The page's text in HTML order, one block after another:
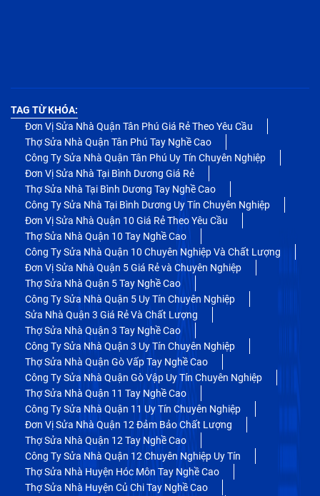
TAG TỪ KHÓA:
Đơn Vị Sửa Nhà Quận Tân Phú Giá Rẻ Theo Yêu Cầu
Thợ Sửa Nhà Quận Tân Phú Tay Nghề Cao
Công Ty Sửa Nhà Quận Tân Phú Uy Tín Chuyên Nghiệp
Đơn Vị Sửa Nhà Tại Bình Dương Giá Rẻ
Thợ Sửa Nhà Tại Bình Dương Tay Nghề Cao
Công Ty Sửa Nhà Tại Bình Dương Uy Tín Chuyên Nghiệp
Đơn Vị Sửa Nhà Quận 10 Giá Rẻ Theo Yêu Cầu
Thợ Sửa Nhà Quận 10 Tay Nghề Cao
Công Ty Sửa Nhà Quận 10 Chuyên Nghiệp Và Chất Lượng
Đơn Vị Sửa Nhà Quận 5 Giá Rẻ và Chuyên Nghiệp
Thợ Sửa Nhà Quận 5 Tay Nghề Cao
Công Ty Sửa Nhà Quận 5 Uy Tín Chuyên Nghiệp
Sửa Nhà Quận 3 Giá Rẻ Và Chất Lượng
Thợ Sửa Nhà Quận 3 Tay Nghề Cao
Công Ty Sửa Nhà Quận 3 Uy Tín Chuyên Nghiệp
Thợ Sửa Nhà Quận Gò Vấp Tay Nghề Cao
Công Ty Sửa Nhà Quận Gò Vập Uy Tín Chuyên Nghiệp
Thợ Sửa Nhà Quận 11 Tay Nghề Cao
Công Ty Sửa Nhà Quận 11 Uy Tín Chuyên Nghiệp
Đơn Vị Sửa Nhà Quận 12 Đảm Bảo Chất Lượng
Thợ Sửa Nhà Quận 12 Tay Nghề Cao
Công Ty Sửa Nhà Quận 12 Chuyên Nghiệp Uy Tín
Thợ Sửa Nhà Huyện Hóc Môn Tay Nghề Cao
Thợ Sửa Nhà Huyện Củ Chi Tay Nghề Cao